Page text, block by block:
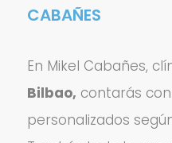
CABAÑES
En Mikel Cabañes,
Bilbao, contarás
personalizados